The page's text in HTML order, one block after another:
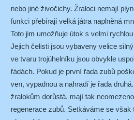
nebo jiné živočichy. Žraloci nemají
funkci přebírají velká játra naplněná
Toto jim umožňuje útok s velmi
Jejich čelisti jsou vybaveny velice
ve tvaru trojúhelníku jsou obvykle
řádách. Pokud je první řada zubů
ven, vypadnou a nahradí je řada
žralokům dorůstá, mají tak
regenerace zubů. Setkáváme se však